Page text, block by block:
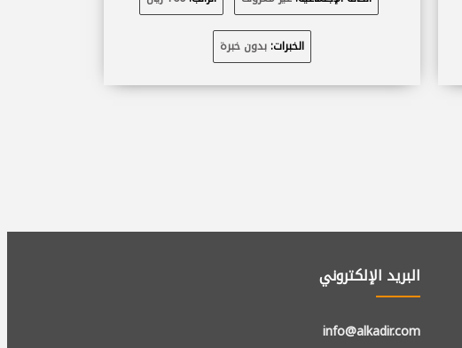
الخبرات:بدون خبرة
البريد الإلكتروني
info@alkadir.com